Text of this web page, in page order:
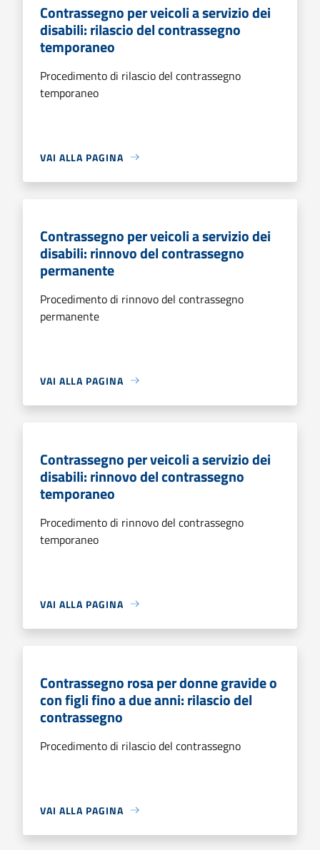
Contrassegno per veicoli a servizio dei
disabili: rilascio del contrassegno
temporaneo
Procedimento di rilascio del contrassegno
temporaneo
VAI ALLA PAGINA
Contrassegno per veicoli a servizio dei
disabili: rinnovo del contrassegno
permanente
Procedimento di rinnovo del contrassegno
permanente
VAI ALLA PAGINA
Contrassegno per veicoli a servizio dei
disabili: rinnovo del contrassegno
temporaneo
Procedimento di rinnovo del contrassegno
temporaneo
VAI ALLA PAGINA
Contrassegno rosa per donne gravide o
con figli fino a due anni: rilascio del
contrassegno
Procedimento di rilascio del contrassegno
VAI ALLA PAGINA